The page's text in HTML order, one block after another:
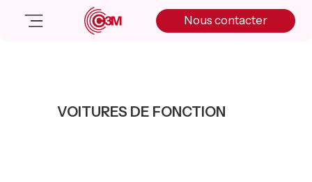
Nous contacter
Salle de presse
VOITURES DE FONCTION